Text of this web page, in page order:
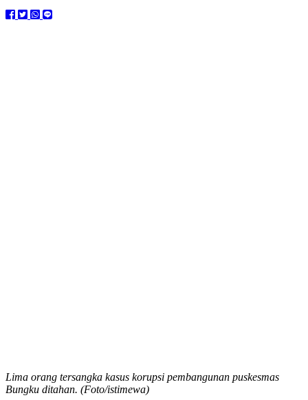
Lima orang tersangka kasus korupsi pembangunan puskesmas
Bungku ditahan. (Foto/istimewa)